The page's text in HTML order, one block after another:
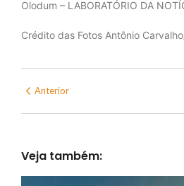
Olodum – LABORATÓRIO DA
Crédito das Fotos Antônio
Anterior
Veja também: